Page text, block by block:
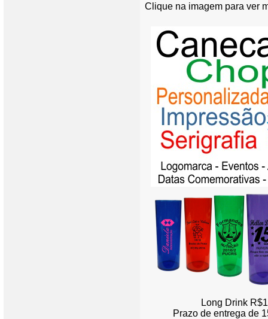
Clique na imagem para ver
Long Drink
Prazo de entrega de